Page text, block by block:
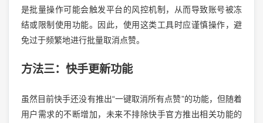
是批量操作可能会触发平台的风控机制，从而导致账号被冻
结或限制使用功能。因此，使用这类工具时应谨慎操作，避
免过于频繁地进行批量取消点赞。
方法三：快手更新功能
虽然目前快手还没有推出“一键取消所有点赞”的功能，但随着
用户需求的不断增加，未来不排除快手官方推出相关功能的